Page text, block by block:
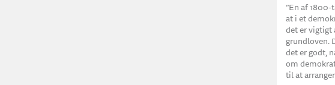
”En af
at i et
det er vigtigt
grundloven.
det er godt,
om
til at